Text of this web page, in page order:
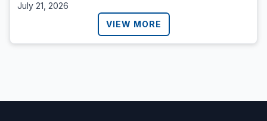
July 21, 2026
VIEW MORE